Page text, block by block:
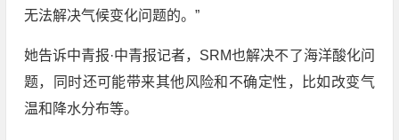
无法解决气候变化问题的。”
她告诉中青报·中青报记者，SRM也解决不了海洋酸化问
题，同时还可能带来其他风险和不确定性，比如改变气
温和降水分布等。